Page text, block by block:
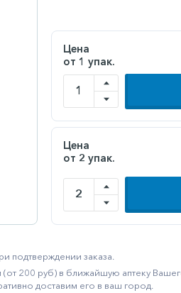
Цена
от 1 упак.
Цена
от 2 упак.
подтверждении заказа.
(от 200 руб) в ближайшую аптеку
доставим его в ваш город.